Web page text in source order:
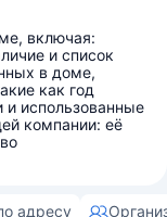
включая:
и список
в доме,
как год
и использованные
компании: её
адресу